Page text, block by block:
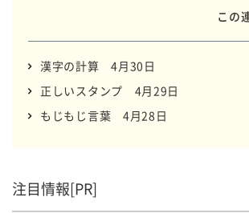
この
漢字の計算 4月30日
正しいスタンプ 4月29日
もじもじ言葉 4月28日
注目情報[PR]